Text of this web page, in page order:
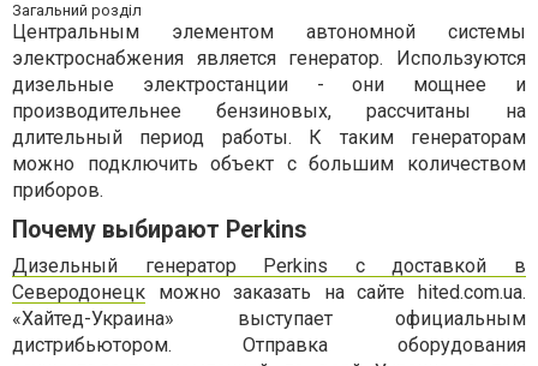
Загальний розділ
Центральным элементом автономной системы
электроснабжения является генератор. Используются
дизельные электростанции - они мощнее и
производительнее бензиновых, рассчитаны на
длительный период работы. К таким генераторам
можно подключить объект с большим количеством
приборов.
Почему выбирают Perkins
Дизельный генератор Perkins с доставкой в
Северодонецк можно заказать на сайте hited.com.ua.
«Хайтед-Украина» выступает официальным
дистрибьютором. Отправка оборудования